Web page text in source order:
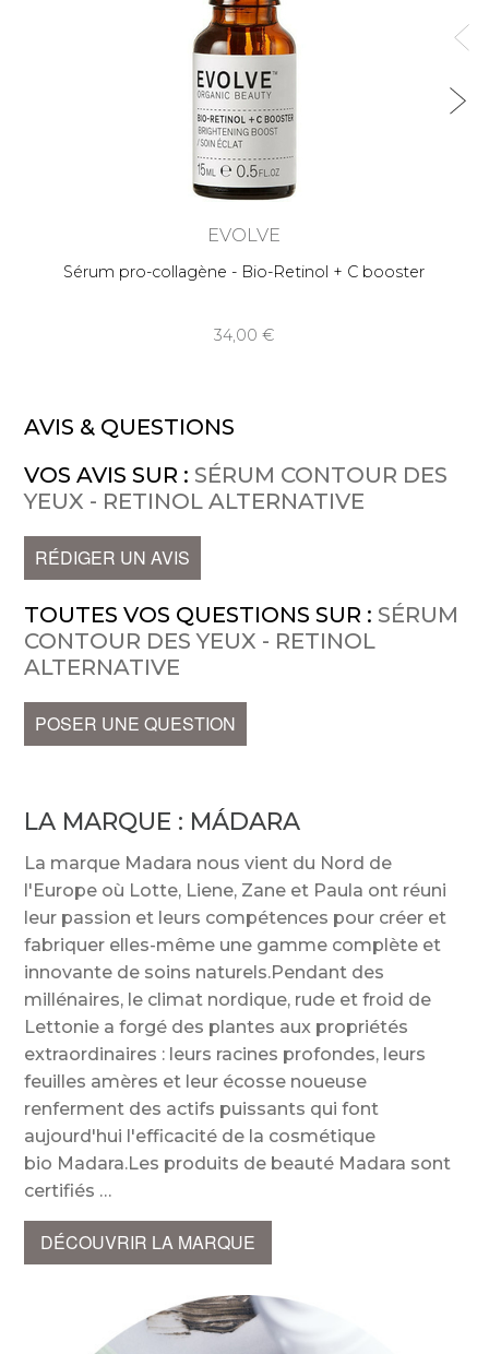
EVOLVE
Sérum pro-collagène - Bio-Retinol + C booster
34,00
AVIS & QUESTIONS
VOS AVIS SUR : SÉRUM CONTOUR DES
YEUX - RETINOL ALTERNATIVE
RÉDIGER UN AVIS
TOUTES VOS QUESTIONS SUR : SÉRUM
CONTOUR DES YEUX - RETINOL
ALTERNATIVE
POSER UNE QUESTION
LA MARQUE : MÁDARA
La marque Madara nous vient du Nord de
l'Europe où Lotte, Liene, Zane et Paula ont réuni
leur passion et leurs compétences pour créer et
fabriquer elles-même une gamme complète et
innovante de soins naturels.Pendant des
millénaires, le climat nordique, rude et froid de
Lettonie a forgé des plantes aux propriétés
extraordinaires : leurs racines profondes, leurs
feuilles amères et leur écosse noueuse
renferment des actifs puissants qui font
aujourd'hui l'efficacité de la cosmétique
bio Madara.Les produits de beauté Madara sont
certifiés
DÉCOUVRIR LA MARQUE